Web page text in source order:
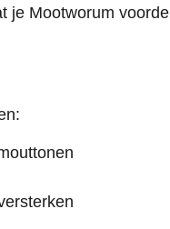
je Mootworum